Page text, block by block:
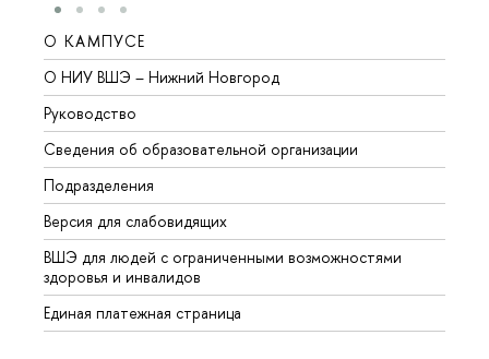
О КАМПУСЕ
О НИУ ВШЭ – Нижний Новгород
Руководство
Сведения об образовательной организации
Подразделения
Версия для слабовидящих
ВШЭ для людей с ограниченными возможностями
здоровья и инвалидов
Единая платежная страница